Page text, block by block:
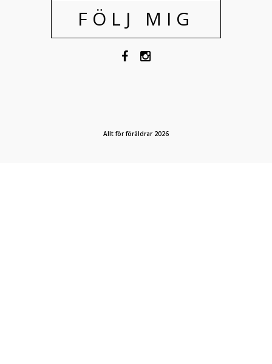
FÖLJ MIG
Allt för föräldrar 2026